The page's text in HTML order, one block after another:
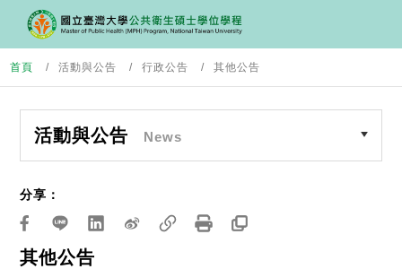
首頁 活動與公告 行政公告 其他公告
活動與公告 News
其他公告
分享：